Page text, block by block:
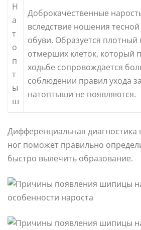
Н
а
т
о
п
т
ы
ш
Доброкачественные
вследствие ношения
обуви. Образуется плотный
отмерших клеток, который
ходьбе сопровождается
соблюдении правил ухода
натоптыши не появляются.
Дифференциальная
ног поможет правильно
быстро вылечить образование.